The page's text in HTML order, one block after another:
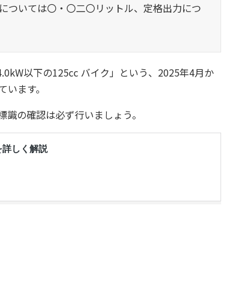
ついては〇・〇二〇リットル、定格出力につ
以下の125cc バイク」という、2025年4月か
ます。
の確認は必ず行いましょう。